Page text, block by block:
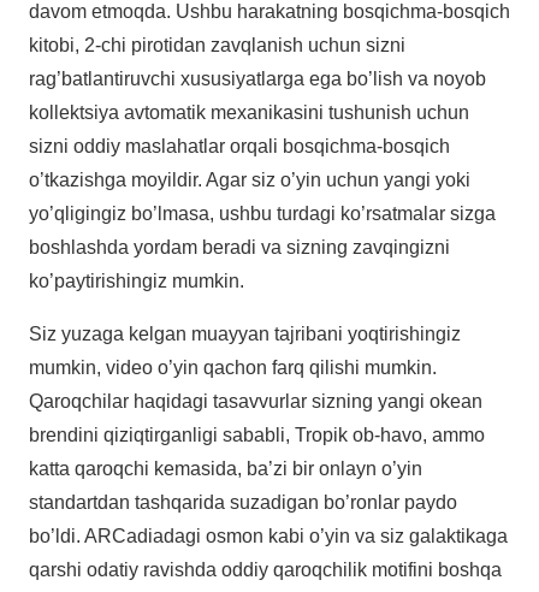
davom etmoqda. Ushbu harakatning bosqichma-bosqich
kitobi, 2-chi pirotidan zavqlanish uchun sizni
rag’batlantiruvchi xususiyatlarga ega bo’lish va noyob
kollektsiya avtomatik mexanikasini tushunish uchun
sizni oddiy maslahatlar orqali bosqichma-bosqich
o’tkazishga moyildir. Agar siz o’yin uchun yangi yoki
yo’qligingiz bo’lmasa, ushbu turdagi ko’rsatmalar sizga
boshlashda yordam beradi va sizning zavqingizni
ko’paytirishingiz mumkin.
Siz yuzaga kelgan muayyan tajribani yoqtirishingiz
mumkin, video o’yin qachon farq qilishi mumkin.
Qaroqchilar haqidagi tasavvurlar sizning yangi okean
brendini qiziqtirganligi sababli, Tropik ob-havo, ammo
katta qaroqchi kemasida, ba’zi bir onlayn o’yin
standartdan tashqarida suzadigan bo’ronlar paydo
bo’ldi. ARCadiadagi osmon kabi o’yin va siz galaktikaga
qarshi odatiy ravishda oddiy qaroqchilik motifini boshqa